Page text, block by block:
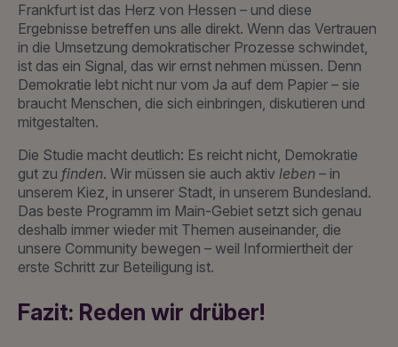
Frankfurt ist das Herz von Hessen – und diese
Ergebnisse betreffen uns alle direkt. Wenn das Vertrauen
in die Umsetzung demokratischer Prozesse schwindet,
ist das ein Signal, das wir ernst nehmen müssen. Denn
Demokratie lebt nicht nur vom Ja auf dem Papier – sie
braucht Menschen, die sich einbringen, diskutieren und
mitgestalten.
Die Studie macht deutlich: Es reicht nicht, Demokratie
gut zu finden. Wir müssen sie auch aktiv leben – in
unserem Kiez, in unserer Stadt, in unserem Bundesland.
Das beste Programm im Main-Gebiet setzt sich genau
deshalb immer wieder mit Themen auseinander, die
unsere Community bewegen – weil Informiertheit der
erste Schritt zur Beteiligung ist.
Fazit: Reden wir drüber!